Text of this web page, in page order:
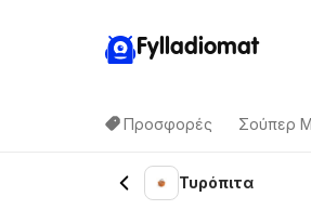
Fylladiomat
Προσφορές Σούπερ
Τυρόπιτα